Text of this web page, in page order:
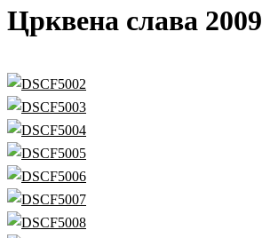
Црквена слава 2009